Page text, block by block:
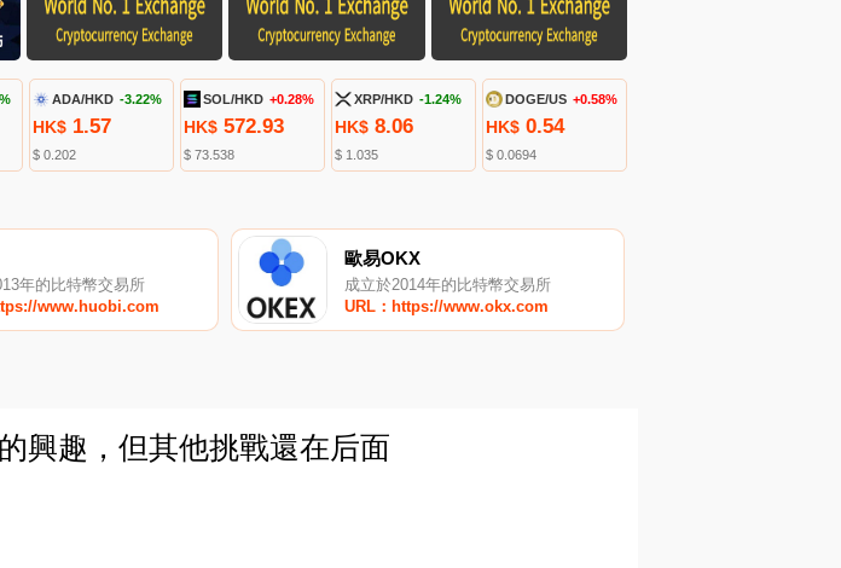
ADA/HKD -3.22%
HK$1.57
$ 0.202
SOL/HKD +0.28%
HK$ 572.93
$ 73.538
XRP/HKD -1.24%
HK$ 8.06
$ 1.035
DOGE/US +0.58%
HK$ 0.54
$ 0.0694
年的比特幣交易所
www.huobi.com
歐易OKX
成立於2014年的比特幣交易所
URL：https://www.okx.com
興趣，但其他挑戰還在后面